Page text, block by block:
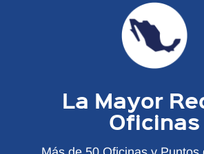
La Mayor
Oficinas